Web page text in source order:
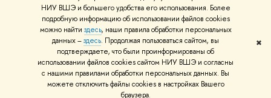
НИУ ВШЭ и большего удобства его использования. Более
подробную информацию об использовании файлов cookies
можно найти здесь, наши правила обработки персональных
данных –здесь. Продолжая пользоваться сайтом, вы
подтверждаете, что были проинформированы об
использовании файлов cookies сайтом НИУ ВШЭ и согласны
с нашими правилами обработки персональных данных. Вы
можете отключить файлы cookies в настройках Вашего
браузера.
✖
Версия для слабовидящих
Единая платежная страница
© НИУ ВШЭ 1993–2026 Адреса и контакты Условия использования
материалов Политика конфиденциальности Карта сайта
Шрифты HSE Sans и HSE Slab разработаны вШколе дизайна НИУ ВШЭ